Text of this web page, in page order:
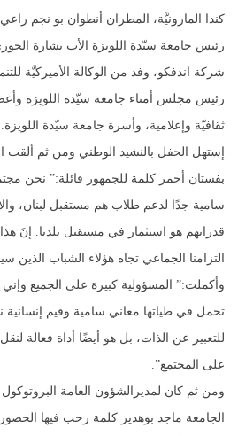
كندا المارونيَّة، المطران أنطوان بو نجم
رئيس جامعة سيّدة اللويزة الأب بشارة
شركة اندفكو، وفد من الوكالة الأميركيَّة
رئيس مجلس أمناء جامعة سيّدة اللويزة
ثقافيّة وإعلامية، وأسرة جامعة سيّدة اللويزة.
إستهل الحفل بالنشيد الوطني ومن ثم ألقت
بفستان أحمر كلمة للجمهور قائلة:” نحن
سامية جدًا لدعم طلاب هم مستقبل لبنان،
قدراتهم هو استثمار في مستقبل بلدنا. إنَ
التزامنا الجماعي تجاه هؤلاء الشباب
وأكملت:” المسؤولية كبيرة على الجميع
تحمل في طياتها معاني سامية وقيم
للتعبير عن الذات، بل هو أيضًا أداة فعالة لنقل
على المجتمع”.
ومن ثم كان لمديرالشؤون العامة البروتوكول
الجامعة ماجد بوهدير كلمة رحب فيها